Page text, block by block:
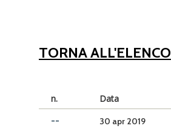
ALBO TELEMATICO
TORNA ALL'ELENCO
n. Data
--
30 apr 2019